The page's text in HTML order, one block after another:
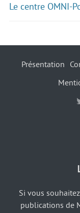
Le centre OMNI-
Présentation
Si vous
publications de